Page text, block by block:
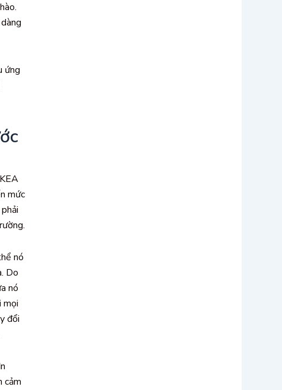
ứng
mức
nó
Do
nó
mọi
đổi
cảm